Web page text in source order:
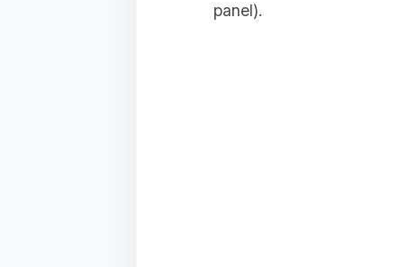
panel).